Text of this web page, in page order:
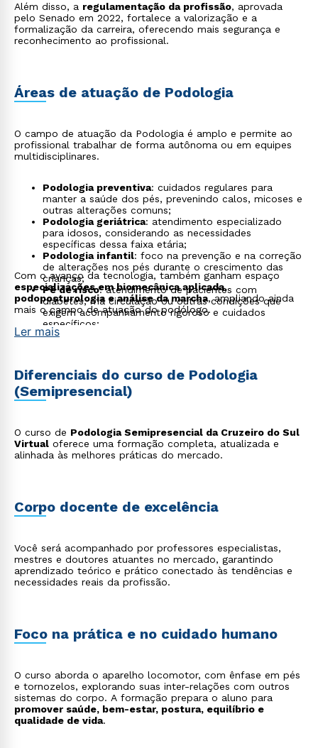
Além disso, a regulamentação da profissão, aprovada
pelo Senado em 2022, fortalece a valorização e a
formalização da carreira, oferecendo mais segurança e
reconhecimento ao profissional.
Áreas de atuação de Podologia
O campo de atuação da Podologia é amplo e permite ao
profissional trabalhar de forma autônoma ou em equipes
multidisciplinares.
Podologia preventiva: cuidados regulares para
manter a saúde dos pés, prevenindo calos, micoses e
outras alterações comuns;
Podologia geriátrica: atendimento especializado
para idosos, considerando as necessidades
específicas dessa faixa etária;
Podologia infantil: foco na prevenção e na correção
de alterações nos pés durante o crescimento das
crianças;
Pé de risco: atendimento de pacientes com
diabetes, má circulação ou outras condições que
exigem acompanhamento rigoroso e cuidados
específicos;
Podologia desportiva
Estética podológica
: atuação em clínicas e spas
com foco no bem-estar, na aparência e na saúde dos
pés;
Consultoria em calçados
calçados;
Educação e capacitação : atuação como docente ou
instrutor em cursos técnicos e profissionalizantes na
Com o avanço da tecnologia, também ganham espaço
especializações em biomecânica aplicada,
podoposturologia e análise da marcha, ampliando ainda
mais o campo de atuação do podólogo.
Ler mais
Diferenciais do curso de Podologia
(Semipresencial)
O curso de Podologia Semipresencial da Cruzeiro do Sul
Virtual oferece uma formação completa, atualizada e
alinhada às melhores práticas do mercado.
Corpo docente de excelência
Você será acompanhado por professores especialistas,
mestres e doutores atuantes no mercado, garantindo
aprendizado teórico e prático conectado às tendências e
necessidades reais da profissão.
Foco na prática e no cuidado humano
O curso aborda o aparelho locomotor, com ênfase em pés
e tornozelos, explorando suas inter-relações com outros
sistemas do corpo. A formação prepara o aluno para
promover saúde, bem-estar, postura, equilíbrio e
qualidade de vida.